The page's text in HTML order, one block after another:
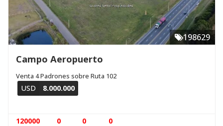
198629
Campo Aeropuerto
Venta 4 Padrones sobre Ruta 102
USD 8.000.000
120000 0 0 0